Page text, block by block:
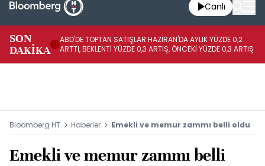
Canlı
SON
DAKİKA
ABD'DE TOPTAN SATIŞLAR HAZİRAN'DA AYLIK YÜZDE 0,2
ARTTI, BEKLENTİ YÜZDE 0,3 ARTIŞ, ÖNCEKİ YÜZDE 0,3 ARTIŞ
Bloomberg HT Haberler Emekli ve memur zammı belli oldu
Emekli ve memur zammı belli